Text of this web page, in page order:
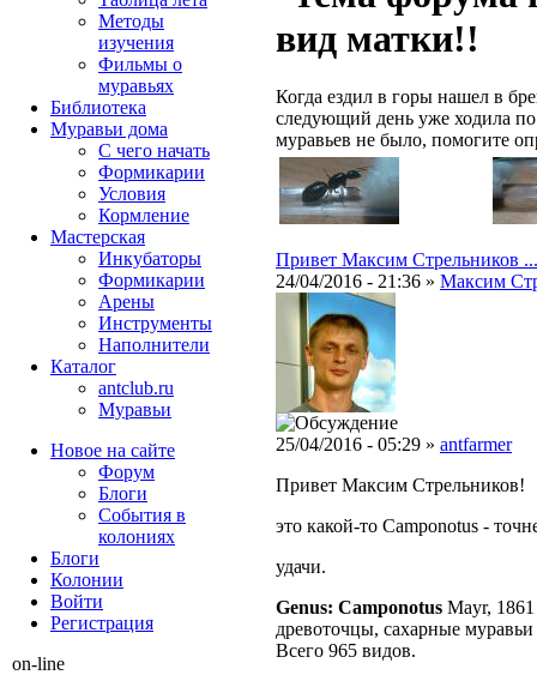
вид матки!!
Когда ездил в горы нашел в
следующий день уже ходила
муравьев не было, помогите
Привет Максим Стрельников
24/04/2016 - 21:36 » Максим
25/04/2016 - 05:29 » antfarmer
Привет Максим Стрельников!
это какой-то Camponotus -
удачи.
Genus: Camponotus Mayr, 1861
древоточцы, сахарные муравьи
Всего 965 видов.
Методы
изучения
Фильмы о
муравьях
Библиотека
Муравьи дома
С чего начать
Формикарии
Условия
Кормление
Мастерская
Инкубаторы
Формикарии
Арены
Инструменты
Наполнители
Каталог
antclub.ru
Муравьи
Новое на сайте
Форум
Блоги
События в
колониях
Блоги
Колонии
Войти
Peгиcтpaция
on-line